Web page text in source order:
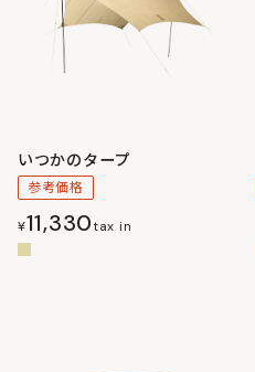
いつかのタープ
参考価格
¥11,330tax in